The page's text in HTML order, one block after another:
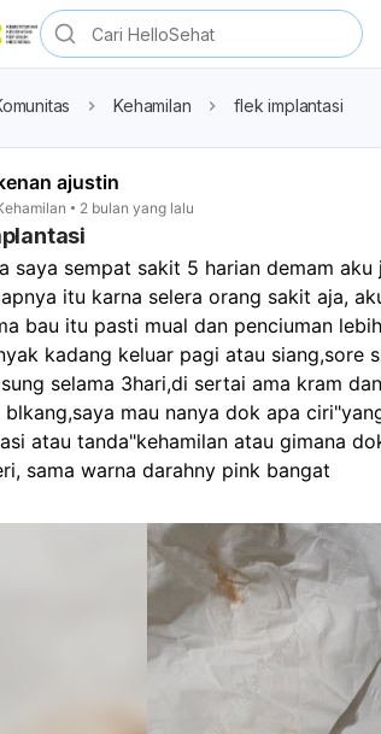
Kehamilan flek implantasi
ajustin
2 bulan yang lalu
saya sempat sakit 5 harian demam aku
itu karna selera orang sakit aja,
bau itu pasti mual dan penciuman
kadang keluar pagi atau siang,sore
selama 3hari,di sertai ama kram
blkang,saya mau nanya dok apa
atau tanda"kehamilan atau gimana
sama warna darahny pink bangat